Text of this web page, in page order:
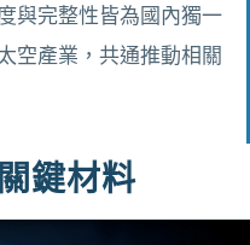
與完整性皆為國內獨一
空產業，共通推動相關
鍵材料